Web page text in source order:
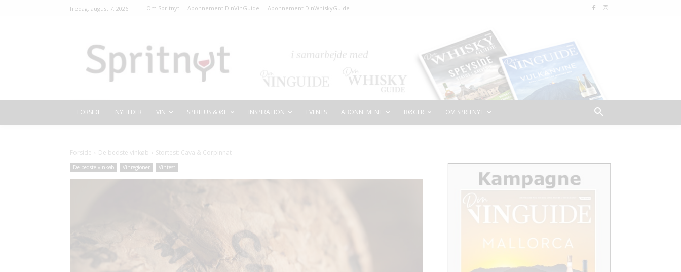
fredag, august 7, 2026 Om Spritnyt Abonnement DinVinGuide Abonnement DinWhiskyGuide
FORSIDE NYHEDER VIN SPIRITUS & ØL INSPIRATION EVENTS ABONNEMENT BØGER OM SPRITNYT
Forside De bedste vinkøb Stortest: Cava & Corpinnat
De bedste vinkøb Vinregioner Vintest